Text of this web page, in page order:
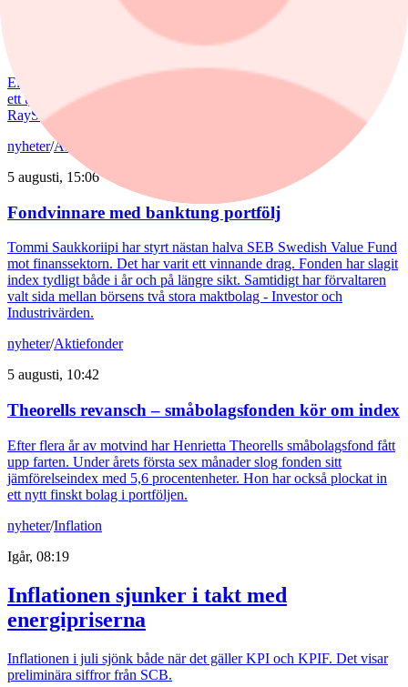
Spiltan Småbolagsfond lyfte i juli – tar in
Efter en svagare utveckling hittills i år fick Spiltan Småbolagsfond
ett tydligt lyft i juli. Mips bidrog mest till uppgången, medan
RaySearch Laboratories är ett nytt innehav i fonden.
nyheter/Aktiefonder
5 augusti, 15:06
Fondvinnare med banktung portfölj
Tommi Saukkoriipi har styrt nästan halva SEB Swedish Value Fund
mot finanssektorn. Det har varit ett vinnande drag. Fonden har slagit
index tydligt både i år och på längre sikt. Samtidigt har förvaltaren
valt sida mellan börsens två stora maktbolag - Investor och
Industrivärden.
nyheter/Aktiefonder
5 augusti, 10:42
Theorells revansch – småbolagsfonden kör om index
Efter flera år av motvind har Henrietta Theorells småbolagsfond fått
upp farten. Under årets första sex månader slog fonden sitt
jämförelseindex med 5,6 procentenheter. Hon har också plockat in
ett nytt finskt bolag i portföljen.
nyheter/Inflation
Igår, 08:19
Inflationen sjunker i takt med
energipriserna
Inflationen i juli sjönk både när det gäller KPI och KPIF. Det visar
preliminära siffror från SCB.